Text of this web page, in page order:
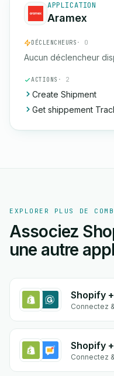
APPLICATION
Aramex
DÉCLENCHEURS · 0
Aucun déclencheur
ACTIONS · 2
Create Shipment
Get shippement
EXPLORER PLUS DE
Associez
une autre
Shopify
Connectez
Connectez